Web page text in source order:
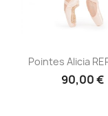
Aperçu
Pointes Alicia
90,00 €